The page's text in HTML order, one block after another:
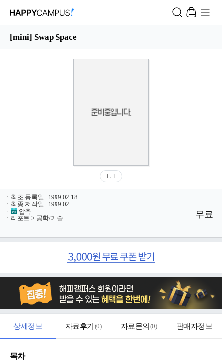
[mini] Swap Space
1 / 1
ㆍ 최초 등록일
1999.02.18
ㆍ 최종 저작일
1999.02
ㆍ
압축
ㆍ 리포트 > 공학/기술 무료
상세정보 자료후기 (0) 자료문의 (0) 판매자정보
목차